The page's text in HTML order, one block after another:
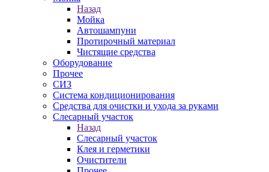
Назад
Мойка
Автошампуни
Протирочный материал
Чистящие средства
Оборудование
Прочее
СИЗ
Система кондиционирования
Средства для очистки и ухода за руками
Слесарный участок
Назад
Слесарный участок
Клея и герметики
Очистители